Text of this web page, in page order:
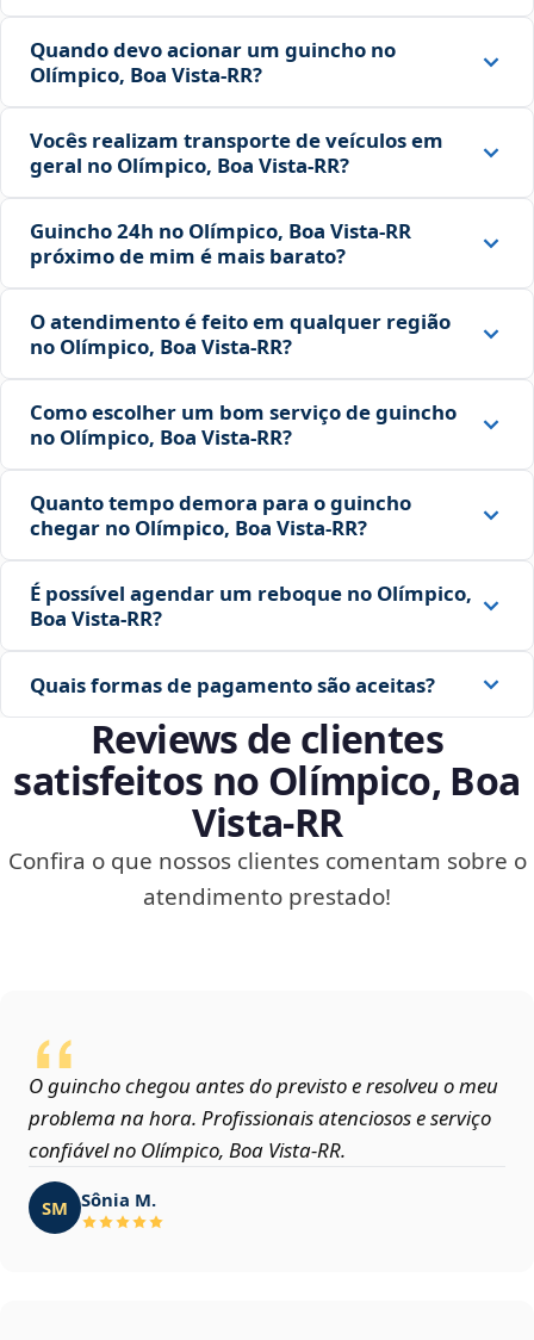
Quando devo acionar um guincho no
Olímpico, Boa Vista‑RR?
Vocês realizam transporte de veículos em
geral no Olímpico, Boa Vista‑RR?
Guincho 24h no Olímpico, Boa Vista‑RR
próximo de mim é mais barato?
O atendimento é feito em qualquer região
no Olímpico, Boa Vista‑RR?
Como escolher um bom serviço de guincho
no Olímpico, Boa Vista‑RR?
Quanto tempo demora para o guincho
chegar no Olímpico, Boa Vista‑RR?
É possível agendar um reboque no Olímpico,
Boa Vista‑RR?
Quais formas de pagamento são aceitas?
Reviews de clientes
satisfeitos no Olímpico, Boa
Vista‑RR
Confira o que nossos clientes comentam sobre o
atendimento prestado!
O guincho chegou antes do previsto e resolveu o meu
problema na hora. Profissionais atenciosos e serviço
confiável no Olímpico, Boa Vista‑RR.
SM Sônia M.